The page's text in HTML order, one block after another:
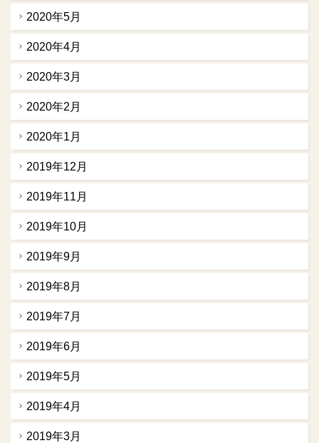
2020年5月
2020年4月
2020年3月
2020年2月
2020年1月
2019年12月
2019年11月
2019年10月
2019年9月
2019年8月
2019年7月
2019年6月
2019年5月
2019年4月
2019年3月